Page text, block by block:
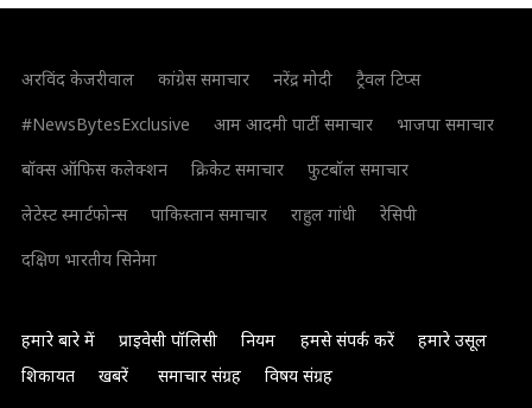
अरविंद केजरीवाल कांग्रेस समाचार नरेंद्र मोदी
ट्रैवल टिप्स
#NewsBytesExclusive
आम आदमी पार्टी समाचार
भाजपा समाचार
बॉक्स ऑफिस कलेक्शन
क्रिकेट समाचार
फुटबॉल समाचार
लेटेस्ट स्मार्टफोन्स
पाकिस्तान समाचार राहुल गांधी
रेसिपी
दक्षिण भारतीय सिनेमा
हमारे बारे में प्राइवेसी पॉलिसी नियम हमसे संपर्क करें
हमारे उसूल
शिकायत
खबरें समाचार संग्रह विषय संग्रह